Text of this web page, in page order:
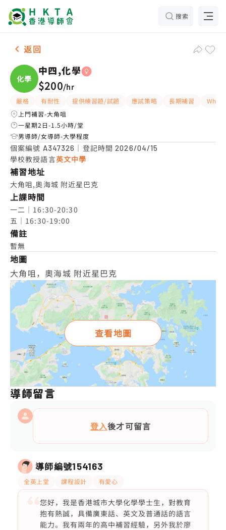
搜索
女-1名 中四,化學，大角咀 補習推介
返回
化學
中四,化學
$200/hr
嚴格 有耐性 提供練習題/試題 應試策略 長期補習
上門補習-大角咀
一星期2日-1.5小時/堂
男導師/女導師-大學程度
個案編號 A347326 ｜登記時間2026/04/15
學校教授語言英文中學
補習地址
大角咀,奧海城 附近星巴克
上課時間
一二｜16:30-20:30
五｜16:30-19:00
備註
暫無
地圖
大角咀，奧海城 附近星巴克
查看地圖
導師留言
登入後才可留言
導師編號154163
全英上堂 課程設計 有愛心
您好，我是香港城市大學化學學士生，對教育
抱有熱誠，具備廣東話、英文及普通話的語言
能力。我有兩年的高中補習經驗，另外我於廖